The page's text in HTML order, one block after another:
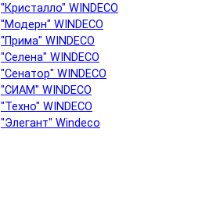
"Кристалло" WINDECO
"Модерн" WINDECO
"Прима" WINDECO
"Селена" WINDECO
"Сенатор" WINDECO
"СИАМ" WINDECO
"Техно" WINDECO
"Элегант" Windeco